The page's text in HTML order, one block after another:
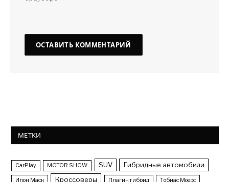
МЕТКИ
CarPlay MOTOR SHOW SUV Гибридные автомобили
Илон Маск Кроссоверы Плагин гибрид Тобиас Моерс